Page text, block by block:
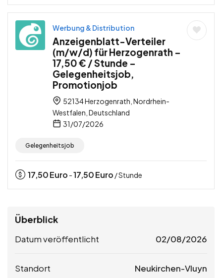
Werbung & Distribution
Anzeigenblatt-Verteiler
(m/w/d) für Herzogenrath –
17,50 € / Stunde –
Gelegenheitsjob,
Promotionjob
52134 Herzogenrath, Nordrhein-
Westfalen, Deutschland
31/07/2026
Gelegenheitsjob
17,50Euro -17,50Euro / Stunde
Überblick
Datum veröffentlicht 02/08/2026
Standort Neukirchen-Vluyn